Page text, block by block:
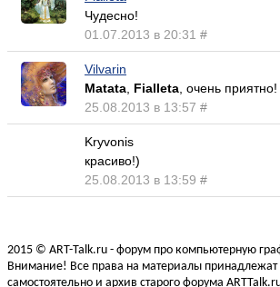
Чудесно!
01.07.2013 в 20:31 #
Vilvarin
Matata Fialleta , очень
25.08.2013 в 13:57 #
Kryvonis
красиво!)
25.08.2013 в 13:59 #
2015 © ART-Talk.ru - форум про компьютерную
Внимание! Все права на материалы принадлежат
самостоятельно и архив старого форума